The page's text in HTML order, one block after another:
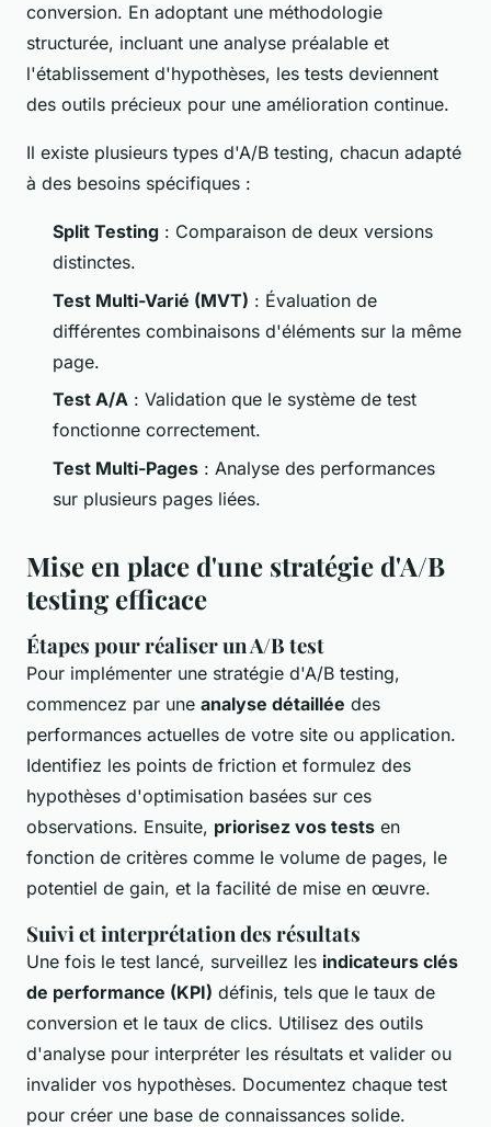
conversion. En adoptant une méthodologie
structurée, incluant une analyse préalable et
l'établissement d'hypothèses, les tests deviennent
des outils précieux pour une amélioration continue.
Il existe plusieurs types d'A/B testing, chacun adapté
à des besoins spécifiques :
Split Testing : Comparaison de deux versions
distinctes.
Test Multi-Varié (MVT) : Évaluation de
différentes combinaisons d'éléments sur la même
page.
Test A/A : Validation que le système de test
fonctionne correctement.
Test Multi-Pages : Analyse des performances
sur plusieurs pages liées.
Mise en place d'une stratégie d'A/B
testing efficace
Étapes pour réaliser un A/B test
Pour implémenter une stratégie d'A/B testing,
commencez par une analyse détaillée des
performances actuelles de votre site ou application.
Identifiez les points de friction et formulez des
hypothèses d'optimisation basées sur ces
observations. Ensuite, priorisez vos tests en
fonction de critères comme le volume de pages, le
potentiel de gain, et la facilité de mise en œuvre.
Suivi et interprétation des résultats
Une fois le test lancé, surveillez les indicateurs clés
de performance (KPI) définis, tels que le taux de
conversion et le taux de clics. Utilisez des outils
d'analyse pour interpréter les résultats et valider ou
invalider vos hypothèses. Documentez chaque test
pour créer une base de connaissances solide.